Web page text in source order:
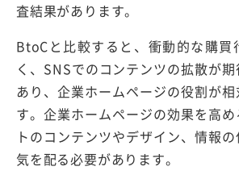
査結果があります。
BtoCと比較すると、衝動的な購買
く、SNSでのコンテンツの拡散が
あり、企業ホームページの役割が
す。企業ホームページの効果を高
トのコンテンツやデザイン、情報
気を配る必要があります。